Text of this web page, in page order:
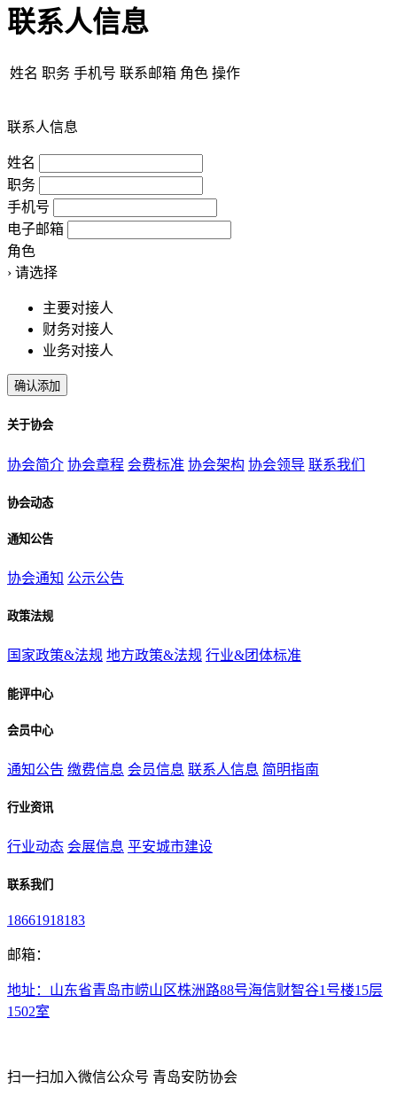
联系人信息
姓名 职务 手机号 联系邮箱 角色 操作
联系人信息
姓名
职务
手机号
电子邮箱
角色
› 请选择
主要对接人
财务对接人
业务对接人
确认添加
关于协会
协会简介 协会章程 会费标准 协会架构 协会领导 联系我们
协会动态
通知公告
协会通知 公示公告
政策法规
国家政策&法规 地方政策&法规 行业&团体标准
能评中心
会员中心
通知公告 缴费信息 会员信息 联系人信息 简明指南
行业资讯
行业动态 会展信息 平安城市建设
联系我们
18661918183
邮箱：
地址：山东省青岛市崂山区株洲路88号海信财智谷1号楼15层
1502室
扫一扫加入微信公众号 青岛安防协会